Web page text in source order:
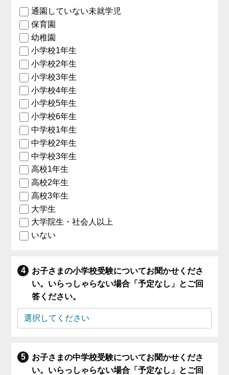
通園していない未就学児
保育園
幼稚園
小学校1年生
小学校2年生
小学校3年生
小学校4年生
小学校5年生
小学校6年生
中学校1年生
中学校2年生
中学校3年生
高校1年生
高校2年生
高校3年生
大学生
大学院生・社会人以上
いない
お子さまの小学校受験についてお聞かせくださ
い。いらっしゃらない場合「予定なし」とご回
答ください。
お子さまの中学校受験についてお聞かせくださ
い。いらっしゃらない場合「予定なし」とご回